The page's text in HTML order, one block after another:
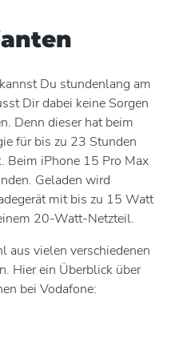
Du stundenlang am
Dir dabei keine Sorgen
Denn dieser hat beim
für bis zu 23 Stunden
Beim iPhone 15 Pro Max
Geladen wird
mit bis zu 15 Watt
20-Watt-Netzteil.
aus vielen verschiedenen
Hier ein Überblick über
bei Vodafone: